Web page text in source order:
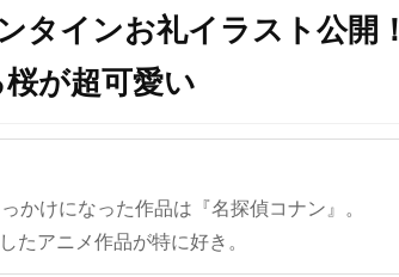
タインお礼イラスト公開！
が超可愛い
かけになった作品は『名探偵コナン』。
たアニメ作品が特に好き。